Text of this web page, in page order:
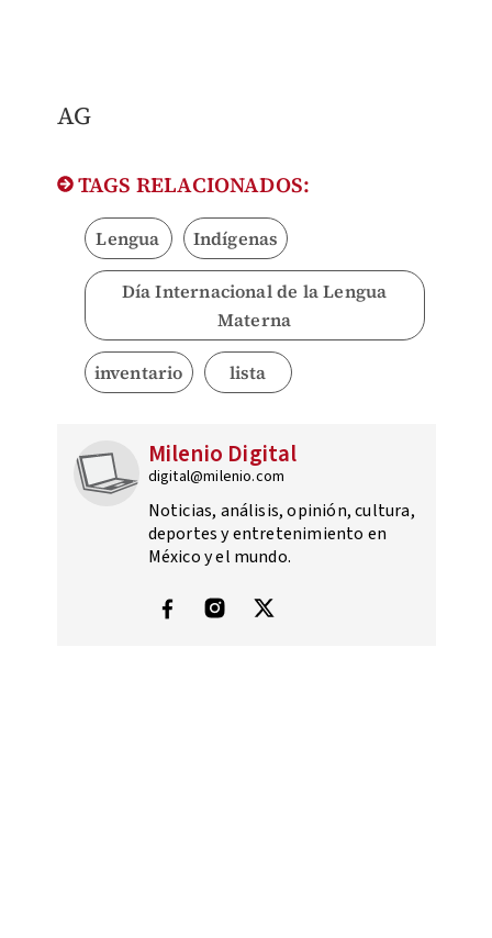
AG
TAGS RELACIONADOS:
Lengua Indígenas
Día Internacional de la Lengua
Materna
inventario lista
Milenio Digital
digital@milenio.com
Noticias, análisis, opinión, cultura,
deportes y entretenimiento en
México y el mundo.